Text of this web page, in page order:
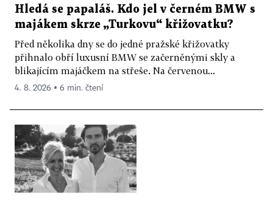
Hledá se papaláš. Kdo jel v černém BMW s
majákem skrze „Turkovu“ křižovatku?
Před několika dny se do jedné pražské křižovatky
přihnalo obří luxusní BMW se začerněnými skly a
blikajícím majáčkem na střeše. Na červenou...
4. 8. 2026 ▪ 6 min. čtení